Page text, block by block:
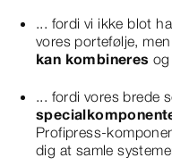
... fordi vi ikke blot
vores portefølje,
kan kombineres
... fordi vores brede
Profipress-
dig at samle